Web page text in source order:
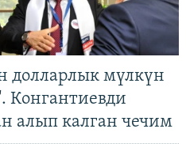
долларлык мүлкүн
Конгантиевди
алып калган чечим